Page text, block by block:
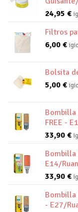
24,95 €
Filtros
6,00 €
Bolsita
5,00 €
Bombilla
FREE -
33,90 €
Bombilla
E14/
33,90 €
Bombilla
- E27/